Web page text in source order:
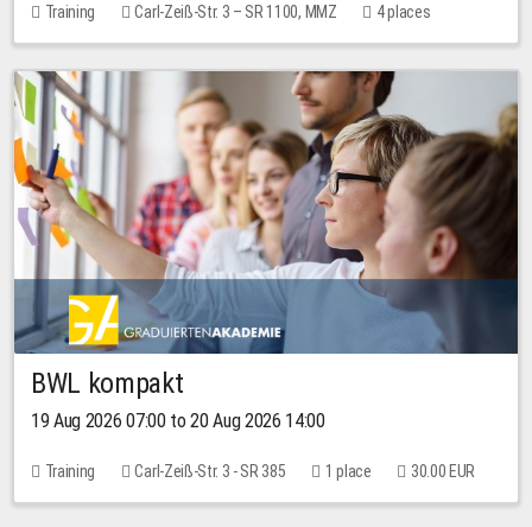
Training Carl-Zeiß-Str. 3 – SR 1100, MMZ 4 places
BWL kompakt
19 Aug 2026 07:00 to 20 Aug 2026 14:00
Training Carl-Zeiß-Str. 3 - SR 385 1 place 30.00 EUR